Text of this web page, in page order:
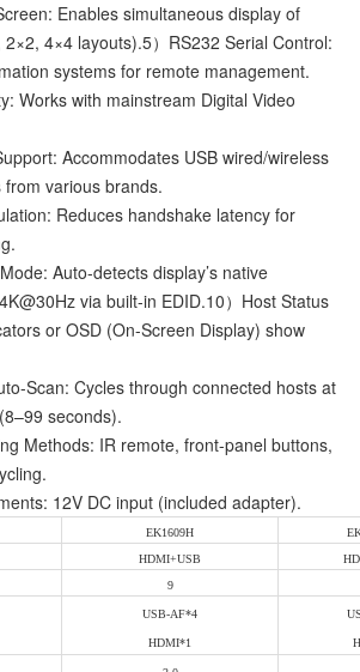
Enables simultaneous display of
4×4 layouts).5）RS232 Serial Control:
systems for remote management.
Works with mainstream Digital Video
Accommodates USB wired/wireless
various brands.
Reduces handshake latency for
Auto-detects display’s native
via built-in EDID.10）Host Status
or OSD (On-Screen Display) show
Scan: Cycles through connected hosts at
seconds).
Methods: IR remote, front-panel buttons,
12V DC input (included adapter).
EK1609H
HDMI+USB
9
USB-AF*4
HDMI*1